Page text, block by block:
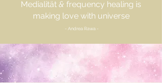
Medialität & frequency healing is
making love with universe
- Andrea Rawa -